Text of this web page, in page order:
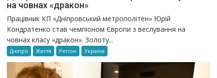
на човнах «дракон»
Працівник КП «Дніпровський метрополітен» Юрій
Кондратенко став чемпіоном Європи з веслування на
човнах класу «дракон». Золоту...
Дніпро Життя Регіон Україна